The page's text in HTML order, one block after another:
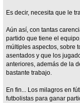
Es decir, necesita que le
Aún así, con tantas
partido que tiene el
múltiples aspectos, sobre
asentados y que los
anteriores, además de la
bastante trabajo.
En fin... Los milagros en
futbolistas para ganar